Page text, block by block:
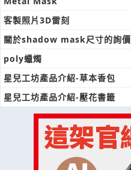
客製照片3D雷刻
關於shadow mask尺寸的詢價
poly蠟燭
星兒工坊產品介紹-草本香包
星兒工坊產品介紹-壓花書籤